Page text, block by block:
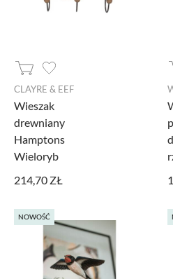
CLAYRE & EEF
Wieszak
drewniany
Hamptons
Wieloryb
214,70 ZŁ
NOWOŚĆ